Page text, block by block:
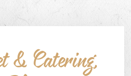
& Catering,